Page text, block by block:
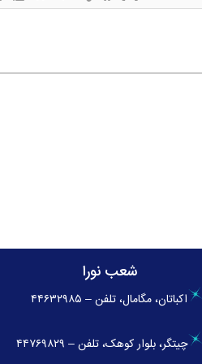
شعب نورا
اکباتان، مگامال، تلفن – ۴۴۶۳۲۹۸۵
چیتگر، بلوار کوهک، تلفن – ۴۴۷۶۹۸۲۹